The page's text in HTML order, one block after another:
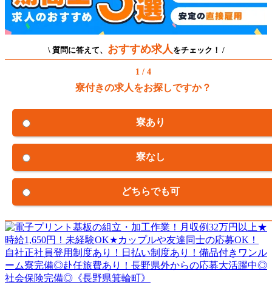
\ 質問に答えて、 おすすめ求人 をチェック！ /
1 / 4
寮付きの求人をお探しですか？
寮あり
寮なし
どちらでも可